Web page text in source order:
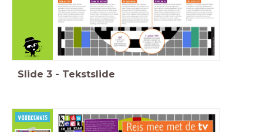
Slide 3 - Tekstslide